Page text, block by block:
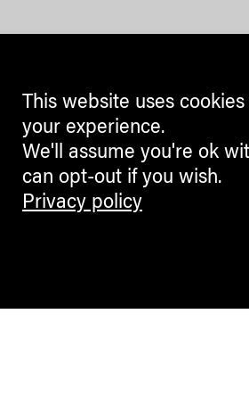
This website uses
your experience.
We'll assume you're ok
can opt-out if you wish.
Privacy policy